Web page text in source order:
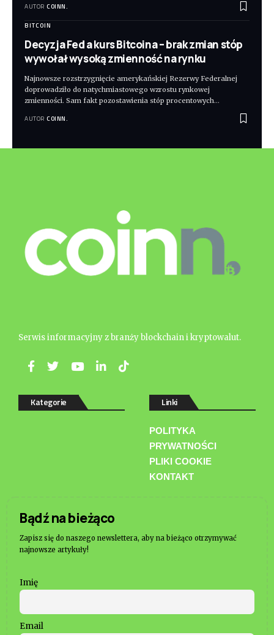
AUTOR COINN.
BITCOIN
Decyzja Fed a kurs Bitcoina – brak zmian stóp
wywołał wysoką zmienność na rynku
Najnowsze rozstrzygnięcie amerykańskiej Rezerwy Federalnej
doprowadziło do natychmiastowego wzrostu rynkowej
zmienności. Sam fakt pozostawienia stóp procentowych…
AUTOR COINN.
Serwis informacyjny z branży blockchain i kryptowalut.
Kategorie Linki
POLITYKA
PRYWATNOŚCI
PLIKI COOKIE
KONTAKT
Bądź na bieżąco
Zapisz się do naszego newslettera, aby na bieżąco otrzymywać
najnowsze artykuły!
Imię
Email